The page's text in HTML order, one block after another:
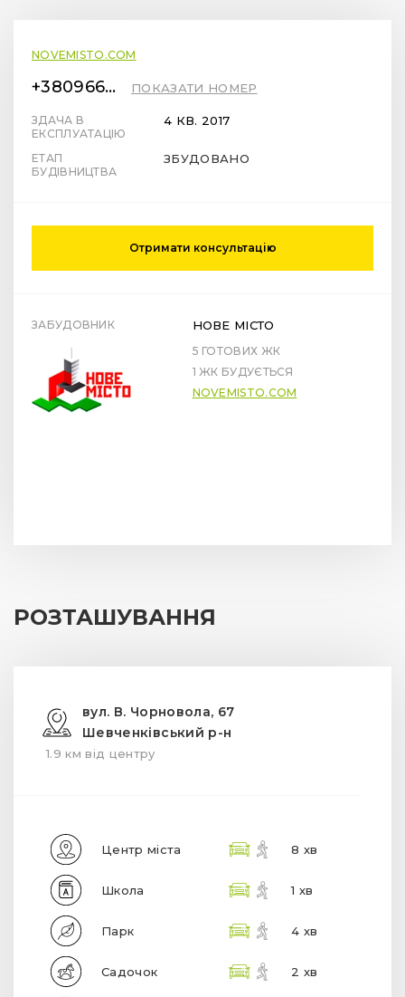
NOVEMISTO.COM
+380966672626 ПОКАЗАТИ НОМЕР
ЗДАЧА В
ЕКСПЛУАТАЦІЮ
4 КВ. 2017
ЕТАП
БУДІВНИЦТВА
ЗБУДОВАНО
Отримати консультацію
ЗАБУДОВНИК НОВЕ МІСТО
5 ГОТОВИХ ЖК
1 ЖК БУДУЄТЬСЯ
NOVEMISTO.COM
РОЗТАШУВАННЯ
вул. В. Чорновола, 67
Шевченківський р-н
1.9 км від центру
Центр міста 8 хв
Школа 1 хв
Парк 4 хв
Садочок 2 хв